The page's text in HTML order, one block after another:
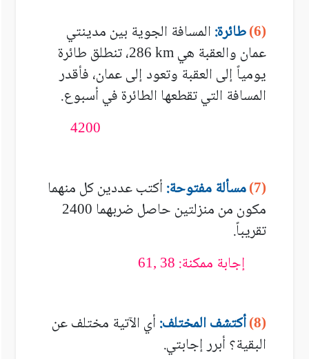
(6) طائرة:المسافة الجوية بين مدينتي
عمان والعقبة هي 286 km، تنطلق طائرة
يومياً إلى العقبة وتعود إلى عمان، فأقدر
المسافة التي تقطعها الطائرة في أسبوع.
4200
(7) مسألة مفتوحة:أكتب عددين كل منهما
مكون من منزلتين حاصل ضربهما 2400
تقريباً.
إجابة ممكنة: 61, 38
(8) أكتشف المختلف:أي الآتية مختلف عن
البقية؟ أبرر إجابتي.